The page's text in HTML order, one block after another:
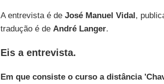
A entrevista é de José Manuel Vidal,
tradução é de André Langer.
Eis a entrevista.
Em que consiste o curso a distância